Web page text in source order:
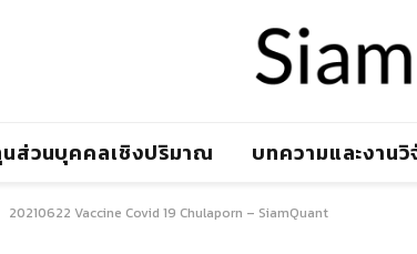
ส่วนบุคคลเชิงปริมาณ บทความและงานวิ
20210622 Vaccine Covid 19 Chulaporn – SiamQuant